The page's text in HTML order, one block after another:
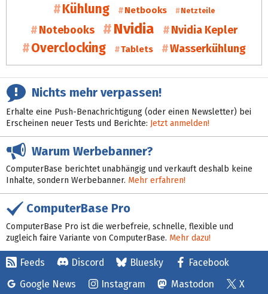
Kühlung Netbooks Netzteile
Notebooks Nvidia Nvidia Kepler
Overclocking Tablets Wasserkühlung
Nichts mehr verpassen!
Erhalte eine Push-Benachrichtigung (oder einen Newsletter) bei
Erscheinen neuer Tests und Berichte: Jetzt anmelden!
Warum Werbebanner?
ComputerBase berichtet unabhängig und verkauft deshalb keine
Inhalte, sondern Werbebanner. Mehr erfahren!
ComputerBase Pro
ComputerBase Pro ist die werbefreie, schnelle, flexible und
zugleich faire Variante von ComputerBase. Mehr dazu!
Feeds Discord Bluesky
Facebook
Google News
Instagram Mastodon X